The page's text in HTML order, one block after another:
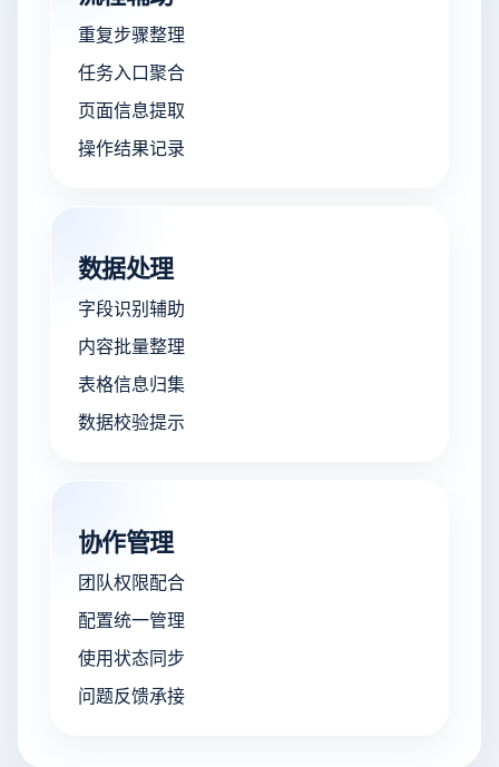
重复步骤整理
任务入口聚合
页面信息提取
操作结果记录
数据处理
字段识别辅助
内容批量整理
表格信息归集
数据校验提示
协作管理
团队权限配合
配置统一管理
使用状态同步
问题反馈承接